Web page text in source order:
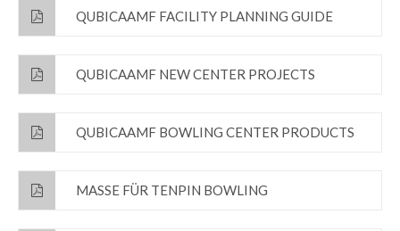
QUBICAAMF FACILITY PLANNING GUIDE
QUBICAAMF NEW CENTER PROJECTS
QUBICAAMF BOWLING CENTER PRODUCTS
MASSE FÜR TENPIN BOWLING